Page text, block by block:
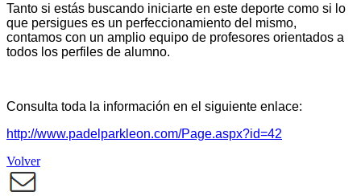
Tanto si estás buscando iniciarte en este deporte como si lo
que persigues es un perfeccionamiento del mismo,
contamos con un amplio equipo de profesores orientados a
todos los perfiles de alumno.
Consulta toda la información en el siguiente enlace:
http://www.padelparkleon.com/Page.aspx?id=42
Volver